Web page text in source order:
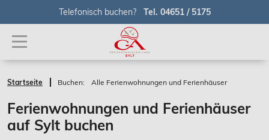
Telefonisch buchen? Tel. 04651 / 5175
Startseite Buchen: Alle Ferienwohnungen und Ferienhäuser
Ferienwohnungen und Ferienhäuser
auf Sylt buchen